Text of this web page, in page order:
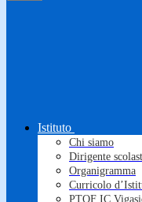
Istituto
Chi siamo
Dirigente
Organigramma
Curricolo
PTOF IC